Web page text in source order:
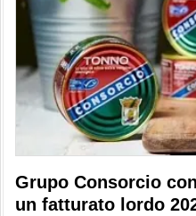
Grupo Consorcio
un fatturato lordo